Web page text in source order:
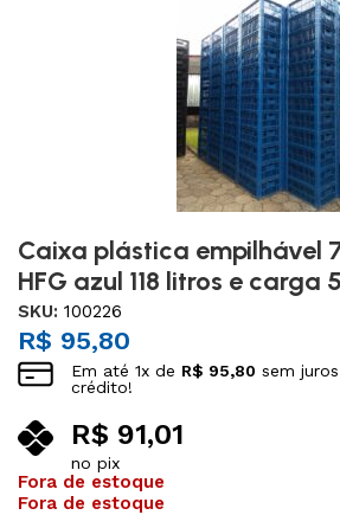
Caixa plástica empilhável
HFG azul 118 litros e carga
SKU:100226
R$ 95,80
Em até1x de R$ 95,80 sem
crédito!
R$ 91,01
no pix
Fora de estoque
Fora de estoque